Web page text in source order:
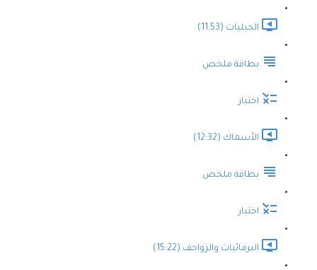
الحبليات (11:53)
بطاقة ملخص
اختبار
الأسماك (12:32)
بطاقة ملخص
اختبار
البرمائيات والزواحف (15:22)